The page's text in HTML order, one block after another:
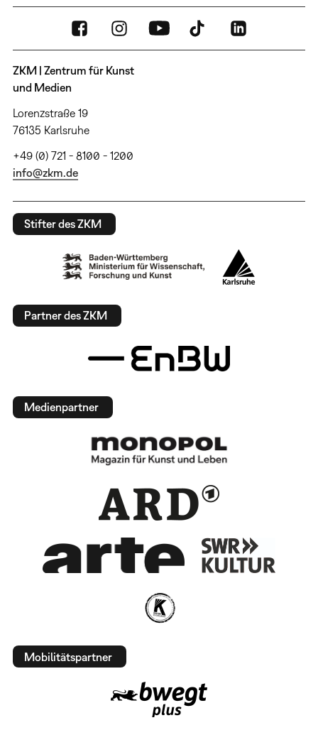
ZKM | Zentrum für Kunst
und Medien
Lorenzstraße 19
76135 Karlsruhe
+49 (0) 721 - 8100 - 1200
info@zkm.de
Stifter des ZKM
Partner des ZKM
Medienpartner
Mobilitätspartner